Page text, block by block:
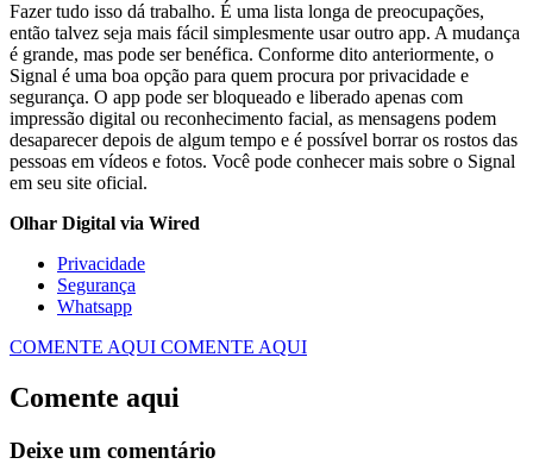
Fazer tudo isso dá trabalho. É uma lista longa de preocupações,
então talvez seja mais fácil simplesmente usar outro app. A mudança
é grande, mas pode ser benéfica. Conforme dito anteriormente, o
Signal é uma boa opção para quem procura por privacidade e
segurança. O app pode ser bloqueado e liberado apenas com
impressão digital ou reconhecimento facial, as mensagens podem
desaparecer depois de algum tempo e é possível borrar os rostos das
pessoas em vídeos e fotos. Você pode conhecer mais sobre o Signal
em seu site oficial.
Olhar Digital via Wired
Privacidade
Segurança
Whatsapp
COMENTE AQUI COMENTE AQUI
Comente aqui
Deixe um comentário